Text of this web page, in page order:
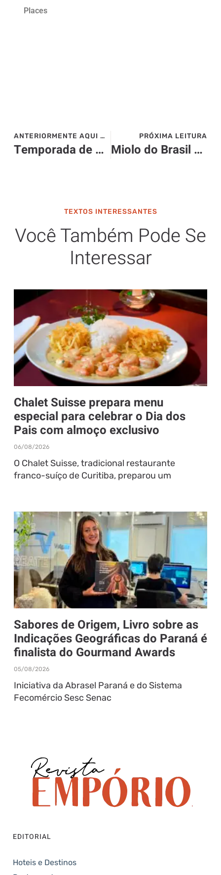
Places
ANTERIORMENTE AQUI NO SITE>>>
Temporada de baleias no The Brando
PRÓXIMA LEITURA
Miolo do Brasil comemora 30 anos de sua primeira safra exportada
TEXTOS INTERESSANTES
Você Também Pode Se
Interessar
Chalet Suisse prepara menu
especial para celebrar o Dia dos
Pais com almoço exclusivo
06/08/2026
O Chalet Suisse, tradicional restaurante
franco-suíço de Curitiba, preparou um
Sabores de Origem, Livro sobre as
Indicações Geográficas do Paraná é
finalista do Gourmand Awards
05/08/2026
Iniciativa da Abrasel Paraná e do Sistema
Fecomércio Sesc Senac
EDITORIAL
Hoteis e Destinos